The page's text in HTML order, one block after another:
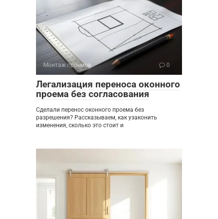
Монтаж проемов 0
Легализация переноса оконного
проема без согласования
Сделали перенос оконного проема без
разрешения? Рассказываем, как узаконить
изменения, сколько это стоит и